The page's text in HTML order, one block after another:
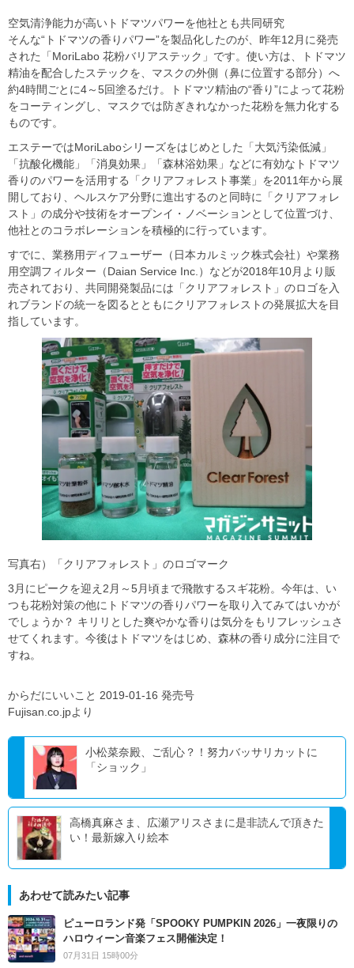
空気清浄能力が高いトドマツパワーを他社とも共同研究
そんな“トドマツの香りパワー”を製品化したのが、昨年12月に発売
された「MoriLabo 花粉バリアステック」です。使い方は、トドマツ
精油を配合したステックを、マスクの外側（鼻に位置する部分）へ
約4時間ごとに4～5回塗るだけ。トドマツ精油の“香り”によって花粉
をコーティングし、マスクでは防ぎきれなかった花粉を無力化する
ものです。
エステーではMoriLaboシリーズをはじめとした「大気汚染低減」
「抗酸化機能」「消臭効果」「森林浴効果」などに有効なトドマツ
香りのパワーを活用する「クリアフォレスト事業」を2011年から展
開しており、ヘルスケア分野に進出するのと同時に「クリアフォレ
スト」の成分や技術をオープンイ・ノベーションとして位置づけ、
他社とのコラボレーションを積極的に行っています。
すでに、業務用ディフューザー（日本カルミック株式会社）や業務
用空調フィルター（Daian Service Inc.）などが2018年10月より販
売されており、共同開発製品には「クリアフォレスト」のロゴを入
れブランドの統一を図るとともにクリアフォレストの発展拡大を目
指しています。
写真右）「クリアフォレスト」のロゴマーク
3月にピークを迎え2月～5月頃まで飛散するスギ花粉。今年は、い
つも花粉対策の他にトドマツの香りパワーを取り入てみてはいかが
でしょうか？ キリリとした爽やかな香りは気分をもリフレッシュさ
せてくれます。今後はトドマツをはじめ、森林の香り成分に注目で
すね。
からだにいいこと 2019-01-16 発売号
Fujisan.co.jpより
小松菜奈殿、ご乱心？！努力バッサリカットに
「ショック」
高橋真麻さま、広瀬アリスさまに是非読んで頂きた
い！最新嫁入り絵本
あわせて読みたい記事
ピューロランド発「SPOOKY PUMPKIN 2026」一夜限りの
ハロウィーン音楽フェス開催決定！
07月31日 15時00分